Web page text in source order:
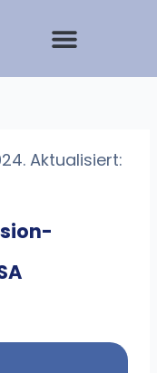
Aktualisiert: